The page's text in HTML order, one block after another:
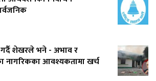
शेखरले भने - अभाव र
नागरिकका आवश्यकतामा खर्च